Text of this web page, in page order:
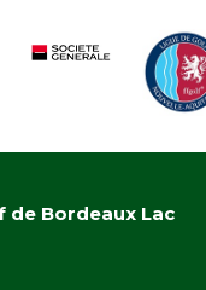
de Bordeaux Lac